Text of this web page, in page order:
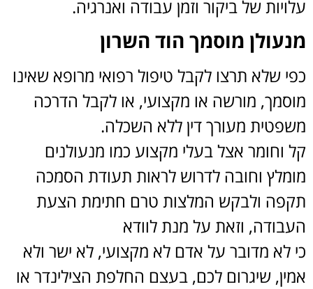
עלויות של ביקור וזמן עבודה ואנרגיה.
מנעולן מוסמך הוד השרון
כפי שלא תרצו לקבל טיפול רפואי מרופא שאינו
מוסמך, מורשה או מקצועי, או לקבל הדרכה
משפטית מעורך דין ללא השכלה.
קל וחומר אצל בעלי מקצוע כמו מנעולנים
מומלץ וחובה לדרוש לראות תעודת הסמכה
תקפה ולבקש המלצות טרם חתימת הצעת
העבודה, וזאת על מנת לוודא
כי לא מדובר על אדם לא מקצועי, לא ישר ולא
אמין, שיגרום לכם, בעצם החלפת הצילינדר או